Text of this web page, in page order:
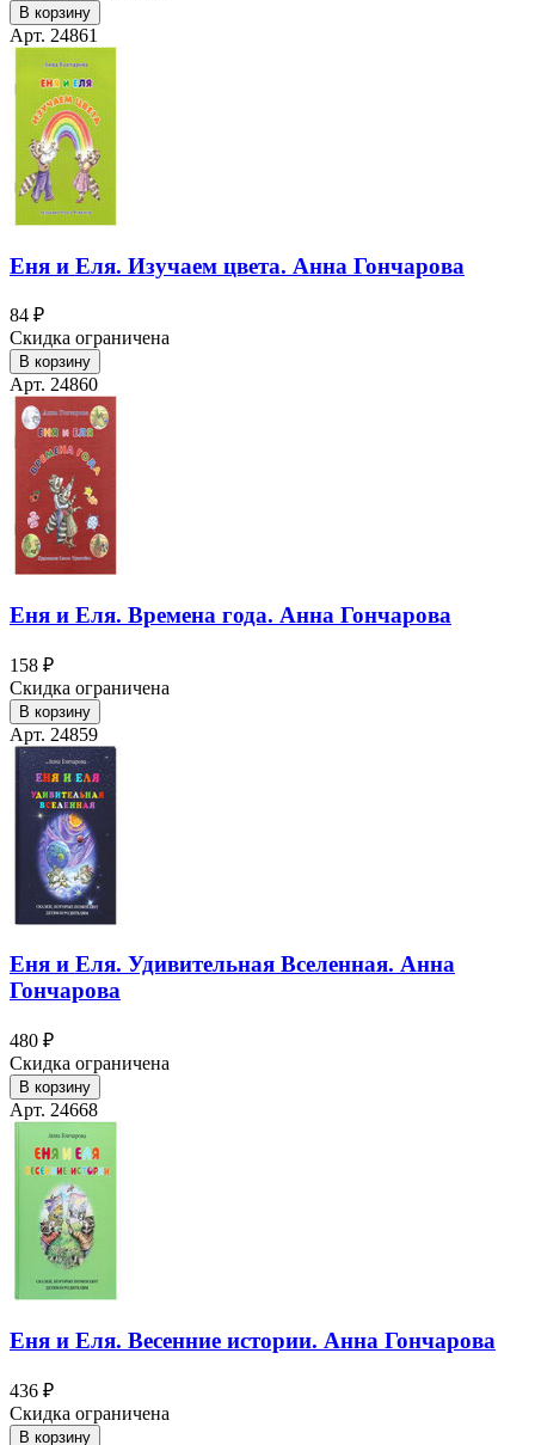
В корзину
Арт. 24861
Еня и Еля. Изучаем цвета. Анна Гончарова
84 ₽
Скидка ограничена
В корзину
Арт. 24860
Еня и Еля. Времена года. Анна Гончарова
158 ₽
Скидка ограничена
В корзину
Арт. 24859
Еня и Еля. Удивительная Вселенная. Анна
Гончарова
480 ₽
Скидка ограничена
В корзину
Арт. 24668
Еня и Еля. Весенние истории. Анна Гончарова
436 ₽
Скидка ограничена
В корзину